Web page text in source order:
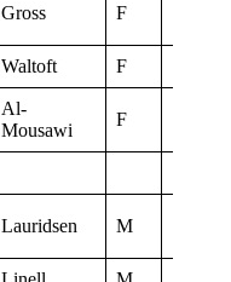
Gross F
Waltoft F
Al-
Mousawi
F
Lauridsen M